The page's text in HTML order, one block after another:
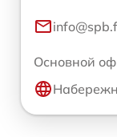
Основной